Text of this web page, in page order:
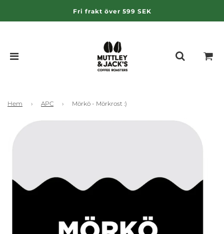
Fri frakt över 599 SEK
Hem › APC › Mörkö - Mörkrost :)